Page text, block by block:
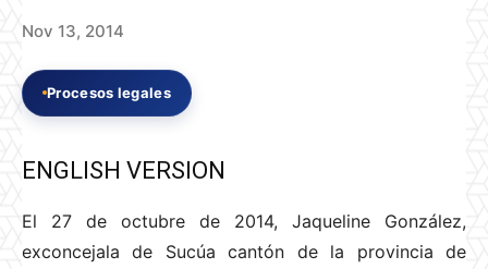
Nov 13, 2014
Procesos legales
ENGLISH VERSION
El 27 de octubre de 2014, Jaqueline González,
exconcejala de Sucúa cantón de la provincia de